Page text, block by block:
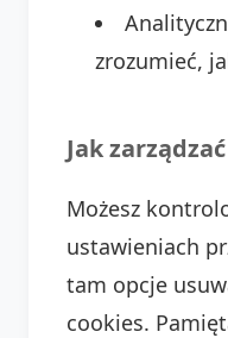
zrozumieć,
Jak
Możesz
ustawieniach
tam opcje
cookies.